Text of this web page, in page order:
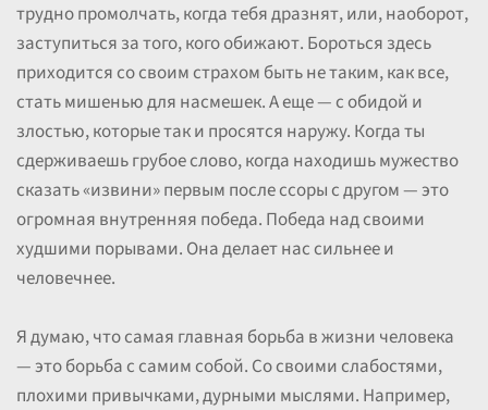
трудно промолчать, когда тебя дразнят, или, наоборот,
заступиться за того, кого обижают. Бороться здесь
приходится со своим страхом быть не таким, как все,
стать мишенью для насмешек. А еще — с обидой и
злостью, которые так и просятся наружу. Когда ты
сдерживаешь грубое слово, когда находишь мужество
сказать «извини» первым после ссоры с другом — это
огромная внутренняя победа. Победа над своими
худшими порывами. Она делает нас сильнее и
человечнее.
Я думаю, что самая главная борьба в жизни человека
— это борьба с самим собой. Со своими слабостями,
плохими привычками, дурными мыслями. Например,